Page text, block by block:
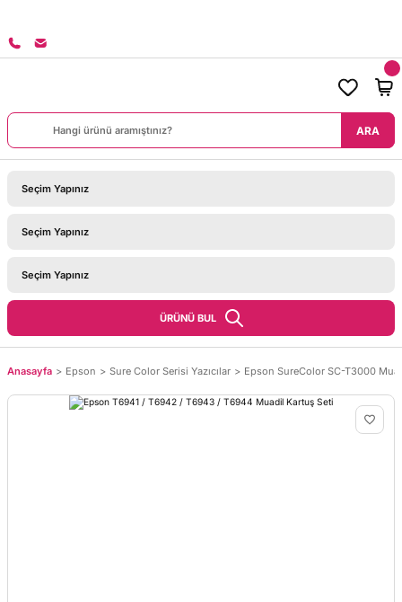
ARA
ÜRÜNÜ BUL
Anasayfa Epson Sure Color Serisi Yazıcılar Epson SureColor SC-T3000